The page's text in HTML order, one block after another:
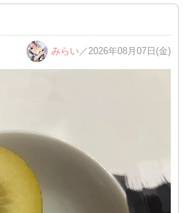
みらい ／2026年08月07日(金)